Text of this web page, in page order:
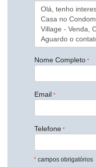
Ar Condicionado
Churrasqueira
Despensa
Internet / WiFi
Piso Porcelanato
Área de Serviço
Copa/Cozinha
Estar Íntimo
Sacada / Varanda
Sala para 2 Ambientes
Espaço Gourmet
Nome Completo
Email
Telefone
* campos obrigatórios